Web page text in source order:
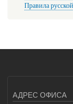
Правила
АДРЕС ОФИСА